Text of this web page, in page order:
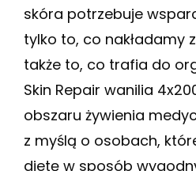
skóra potrzebuje
tylko to, co nakładamy
także to, co trafia do
Skin Repair wanilia
obszaru żywienia
z myślą o osobach,
dietę w sposób